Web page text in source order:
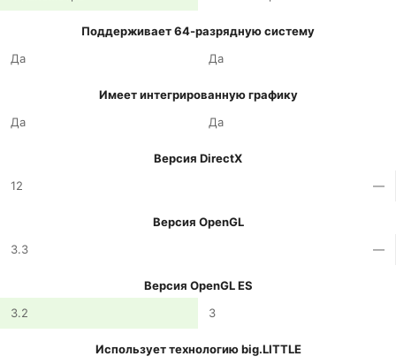
Поддерживает 64-разрядную систему
Да
Да
Имеет интегрированную графику
Да
Да
Версия DirectX
12
—
Версия OpenGL
3.3
—
Версия OpenGL ES
3.2
3
Использует технологию big.LITTLE